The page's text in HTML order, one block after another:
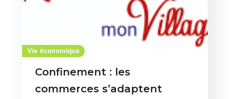
Vie économique
Confinement : les
commerces s’adaptent